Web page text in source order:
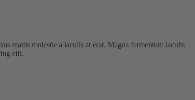
mattis molestie a iaculis at erat. Magna fermentum iaculis
elit.